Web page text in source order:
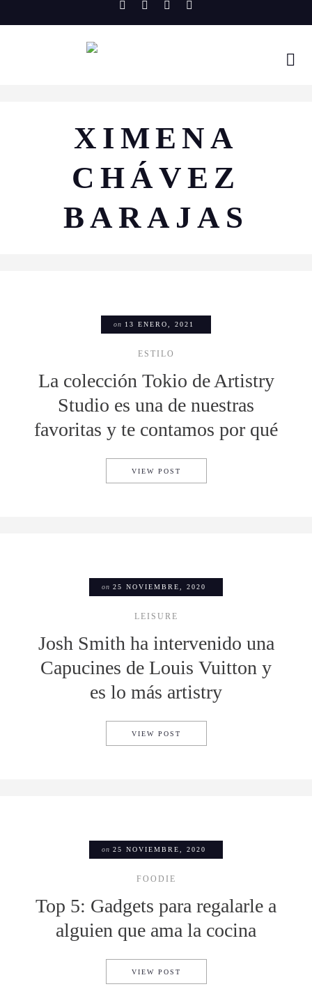
to
XIMENA
CHÁVEZ
BARAJAS
on 13 ENERO, 2021
ESTILO
La colección Tokio de Artistry
Studio es una de nuestras
favoritas y te contamos por qué
VIEW POST
on 25 NOVIEMBRE, 2020
LEISURE
Josh Smith ha intervenido una
Capucines de Louis Vuitton y
es lo más artistry
VIEW POST
on 25 NOVIEMBRE, 2020
FOODIE
Top 5: Gadgets para regalarle a
alguien que ama la cocina
VIEW POST